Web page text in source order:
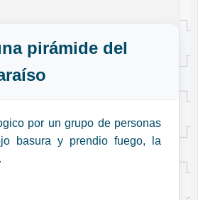
pirámide del
por un grupo de personas
basura y prendio fuego, la